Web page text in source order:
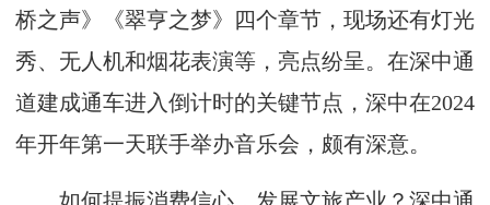
桥之声》《翠亨之梦》四个章节，现场还有灯光
秀、无人机和烟花表演等，亮点纷呈。在深中通
道建成通车进入倒计时的关键节点，深中在2024
年开年第一天联手举办音乐会，颇有深意。